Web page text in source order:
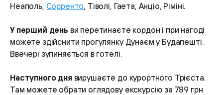
Неаполь, Сорренто , Тіволі, Гаета, Анціо, Ріміні.
У перший день ви перетинаєте кордон і при нагоді
можете здійснити прогулянку Дунаєм у Будапешті.
Ввечері зупиняється в готелі.
Наступного днявирушаєте до курортного Трієста.
Там можете обрати оглядову екскурсію за 789 грн